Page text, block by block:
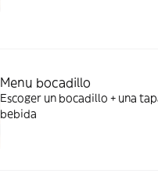
Menu bocadillo
Escoger un bocadillo + una
bebida